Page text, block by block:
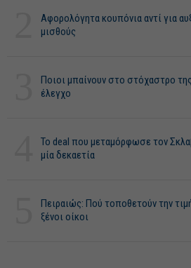
Αφορολόγητα κουπόνια αντί για
μισθούς
Ποιοι μπαίνουν στο στόχαστρο
έλεγχο
Το deal που μεταμόρφωσε τον
μία δεκαετία
Πειραιώς: Πού τοποθετούν την
ξένοι οίκοι